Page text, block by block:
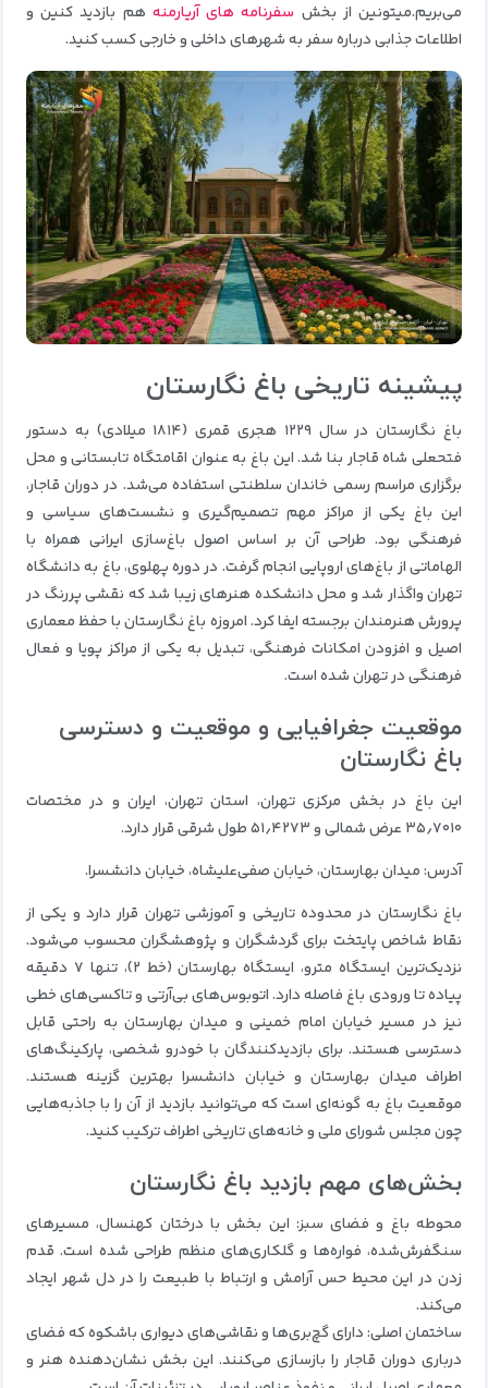
می‌بریم.میتونین از بخش سفرنامه های آریارمنه هم بازدید کنین و
اطلاعات جذابی درباره سفر به شهرهای داخلی و خارجی کسب کنید.
پیشینه تاریخی باغ نگارستان
باغ نگارستان در سال ۱۲۲۹ هجری قمری (۱۸۱۴ میلادی) به دستور
فتحعلی شاه قاجار بنا شد. این باغ به عنوان اقامتگاه تابستانی و محل
برگزاری مراسم رسمی خاندان سلطنتی استفاده می‌شد. در دوران قاجار،
این باغ یکی از مراکز مهم تصمیم‌گیری و نشست‌های سیاسی و
فرهنگی بود. طراحی آن بر اساس اصول باغ‌سازی ایرانی همراه با
الهاماتی از باغ‌های اروپایی انجام گرفت. در دوره پهلوی، باغ به دانشگاه
تهران واگذار شد و محل دانشکده هنرهای زیبا شد که نقشی پررنگ در
پرورش هنرمندان برجسته ایفا کرد. امروزه باغ نگارستان با حفظ معماری
اصیل و افزودن امکانات فرهنگی، تبدیل به یکی از مراکز پویا و فعال
فرهنگی در تهران شده است.
موقعیت جغرافیایی و موقعیت و دسترسی
باغ نگارستان
این باغ در بخش مرکزی تهران، استان تهران، ایران و در مختصات
۳۵٫۷۰۱۰ عرض شمالی و ۵۱٫۴۲۷۳ طول شرقی قرار دارد.
آدرس: میدان بهارستان، خیابان صفی‌علیشاه، خیابان دانشسرا.
باغ نگارستان در محدوده تاریخی و آموزشی تهران قرار دارد و یکی از
نقاط شاخص پایتخت برای گردشگران و پژوهشگران محسوب می‌شود.
نزدیک‌ترین ایستگاه مترو، ایستگاه بهارستان (خط ۲)، تنها ۷ دقیقه
پیاده تا ورودی باغ فاصله دارد. اتوبوس‌های بی‌آرتی و تاکسی‌های خطی
نیز در مسیر خیابان امام خمینی و میدان بهارستان به راحتی قابل
دسترسی هستند. برای بازدیدکنندگان با خودرو شخصی، پارکینگ‌های
اطراف میدان بهارستان و خیابان دانشسرا بهترین گزینه هستند.
موقعیت باغ به گونه‌ای است که می‌توانید بازدید از آن را با جاذبه‌هایی
چون مجلس شورای ملی و خانه‌های تاریخی اطراف ترکیب کنید.
بخش‌های مهم بازدید باغ نگارستان
محوطه باغ و فضای سبز: این بخش با درختان کهنسال، مسیرهای
سنگفرش‌شده، فواره‌ها و گلکاری‌های منظم طراحی شده است. قدم
زدن در این محیط حس آرامش و ارتباط با طبیعت را در دل شهر ایجاد
می‌کند.
ساختمان اصلی: دارای گچ‌بری‌ها و نقاشی‌های دیواری باشکوه که فضای
درباری دوران قاجار را بازسازی می‌کنند. این بخش نشان‌دهنده هنر و